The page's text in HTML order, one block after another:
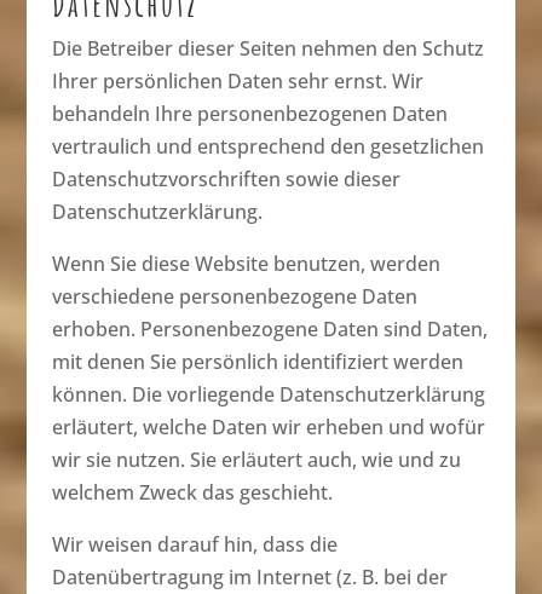
Die Betreiber dieser Seiten nehmen den Schutz
Ihrer persönlichen Daten sehr ernst. Wir
behandeln Ihre personenbezogenen Daten
vertraulich und entsprechend den gesetzlichen
Datenschutzvorschriften sowie dieser
Datenschutzerklärung.
Wenn Sie diese Website benutzen, werden
verschiedene personenbezogene Daten
erhoben. Personenbezogene Daten sind Daten,
mit denen Sie persönlich identifiziert werden
können. Die vorliegende Datenschutzerklärung
erläutert, welche Daten wir erheben und wofür
wir sie nutzen. Sie erläutert auch, wie und zu
welchem Zweck das geschieht.
Wir weisen darauf hin, dass die
Datenübertragung im Internet (z. B. bei der